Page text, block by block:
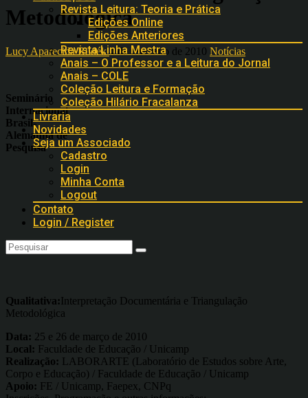
Revista Leitura: Teoria e Prática
Edições Online
Edições Anteriores
Revista Linha Mestra
Anais – O Professor e a Leitura do Jornal
Anais – COLE
Coleção Leitura e Formação
Coleção Hilário Fracalanza
Livraria
Novidades
Seja um Associado
Cadastro
Login
Minha Conta
Logout
Contato
Login / Register
Metodológica
Lucy Aparecida Rudék4 de fevereiro de 2010 Notícias
Seminário
Internacional
Brasil-
Alemanha de
Pesquisa
Qualitativa:Interpretação Documentária e Triangulação
Metodológica
Data: 25 e 26 de março de 2010
Local: Faculdade de Educação / Unicamp
Realização: LABORARTE (Laboratório de Estudos sobre Arte,
Corpo e Educação) / Faculdade de Educação / Unicamp
Apoio: FE / Unicamp, Faepex, CNPq